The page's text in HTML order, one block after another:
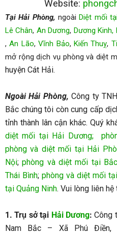
Website:
Tại Hải Phòng, ngoàiDiệt mối
Lê Chân, An Dương, Dương Kinh,
,An Lão,Vĩnh Bảo, Kiến Thuỵ,
mở rộng dịch vụ phòng và diệt
huyện Cát Hải.
Ngoài Hải Phòng, Công ty
Bắc chúng tôi còn cung cấp
tỉnh thành lân cận khác. Quý
diệt mối tại Hải Dương;
phòng và diệt mối tại Hải
Nội;phòng và diệt mối tại
Thái Bình; phòng và diệt mối
tại Quảng Ninh. Vui lòng liên hệ
1. Trụ sở tại Hải Dương: Công
Nam Bắc – Xã Phú Điền,